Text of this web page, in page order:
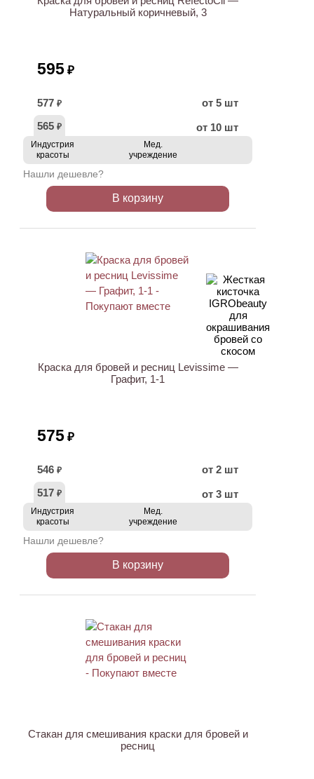
Натуральный коричневый, 3
595 ₽
577 ₽
от 5 шт
565 ₽ от 10 шт
Индустрия
красоты
Мед.
учреждение
Нашли дешевле?
В корзину
Краска для бровей и ресниц Levissime —
Графит, 1-1
575 ₽
546 ₽
от 2 шт
517 ₽ от 3 шт
Индустрия
красоты
Мед.
учреждение
Нашли дешевле?
В корзину
Стакан для смешивания краски для бровей и
ресниц